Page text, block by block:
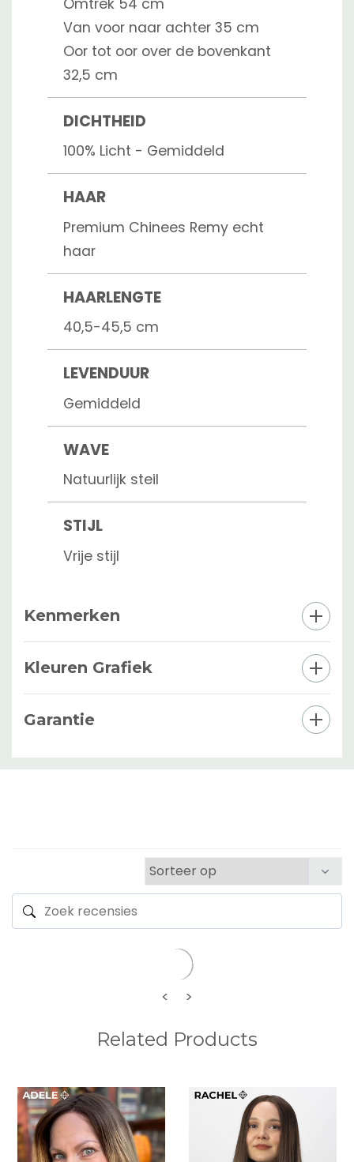
Van voor naar achter 35 cm
Oor tot oor over de bovenkant
32,5 cm
DICHTHEID
100% Licht - Gemiddeld
HAAR
Premium Chinees Remy echt
haar
HAARLENGTE
40,5-45,5 cm
LEVENDUUR
Gemiddeld
WAVE
Natuurlijk steil
STIJL
Vrije stijl
Kenmerken
Kleuren Grafiek
Garantie
< >
Related Products